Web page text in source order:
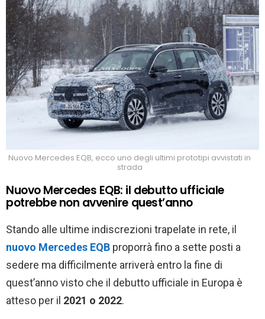
Nuovo Mercedes EQB, ecco uno degli ultimi prototipi avvistati in
strada
Nuovo Mercedes EQB: il debutto ufficiale
potrebbe non avvenire quest’anno
Stando alle ultime indiscrezioni trapelate in rete, il
nuovo Mercedes EQB proporrà fino a sette posti a
sedere ma difficilmente arriverà entro la fine di
quest’anno visto che il debutto ufficiale in Europa è
atteso per il 2021 o 2022.